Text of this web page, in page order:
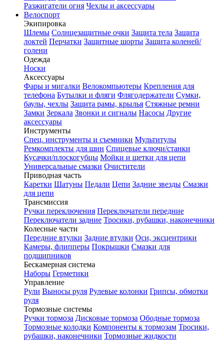
Разжигатели огня Чехлы и аксессуары
Велоспорт
Экипировка
Шлемы Солнцезащитные очки Защита тела Защита
локтей Перчатки Защитные шорты Защита коленей/
голени
Одежда
Носки
Аксессуары
Фары и мигалки Велокомпьютеры Крепления для
телефона Бутылки и фляги Флягодержатели Сумки,
баулы, чехлы Защита рамы, крылья Стяжные ремни
Замки Зеркала Звонки и сигналы Насосы Другие
аксессуары
Инструменты
Спец. инструменты и съемники Мультитулы
Ремкомплекты для шин Спицевые ключи/станки
Кусачки/плоскогубцы Мойки и щетки для цепи
Универсальные смазки Очистители
Приводная часть
Каретки Шатуны Педали Цепи Задние звезды Смазки
для цепи
Трансмиссия
Ручки переключения Переключатели передние
Переключатели задние Тросики, рубашки, наконечники
Колесные части
Передние втулки Задние втулки Оси, эксцентрики
Камеры, флипперы Покрышки Смазки для
подшипников
Бескамерная система
Наборы Герметики
Управление
Рули Выносы руля Рулевые колонки Грипсы, обмотки
руля
Тормозные системы
Ручки тормоза Дисковые тормоза Ободные тормоза
Тормозные колодки Компоненты к тормозам Тросики,
рубашки, наконечники Тормозные жидкости